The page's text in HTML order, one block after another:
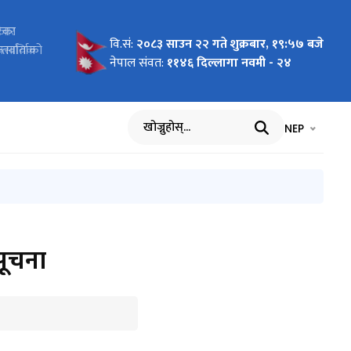
To
of
सूचना
वि.सं: २०८३ साउन २२ गते शुक्रबार, १९:५७ बजे
नेपाल संवत: ११४६ दिल्लागा नवमी - २४
खोज्नुहोस् भाषा चयन
NEP